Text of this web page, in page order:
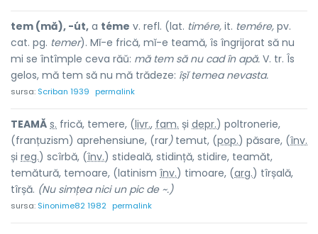
tem (mă), -út, a téme v. refl. (lat. timére, it. temére, pv.
cat. pg. temer). Mĭ-e frică, mĭ-e teamă, îs îngrijorat să nu
mi se întîmple ceva răŭ: mă tem să nu cad în apă. V. tr. Îs
gelos, mă tem să nu mă trădeze: îșĭ temea nevasta.
sursa: Scriban 1939 permalink
TEAMĂ s. frică, temere, (livr., fam. și depr.) poltronerie,
(franțuzism) aprehensiune, (rar)temut, (pop.) păsare, (înv.
și reg.) scîrbă, (înv.) stideală, stidință, stidire, teamăt,
temătură, temoare, (latinism înv.) timoare, (arg.) tîrșală,
tîrșă. (Nu simțea nici un pic de ~.)
sursa: Sinonime82 1982 permalink